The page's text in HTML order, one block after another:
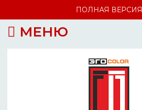
ПОЛНАЯ ВЕРСИЯ
МЕНЮ